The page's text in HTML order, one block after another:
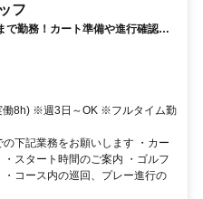
フ
勤務！カート準備や進行確認な
働8h) ※週3日～OK ※フルタイム勤
下記業務をお願いします ・カー
スタート時間のご案内 ・ゴルフ
コース内の巡回、プレー進行の